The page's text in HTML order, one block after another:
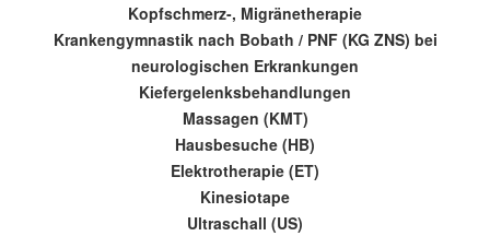
Kopfschmerz-, Migränetherapie
Krankengymnastik nach Bobath / PNF (KG ZNS) bei
neurologischen Erkrankungen
Kiefergelenksbehandlungen
Massagen (KMT)
Hausbesuche (HB)
Elektrotherapie (ET)
Kinesiotape
Ultraschall (US)